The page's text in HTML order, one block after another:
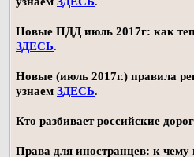
Новые ПДД июль 2017г: как
ЗДЕСЬ.
Новые (июль 2017г.) правила
узнаем ЗДЕСЬ.
Кто разбивает российские
Права для иностранцев: к